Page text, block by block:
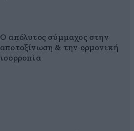
Ο απόλυτος σύμμαχος στην
αποτοξίνωση & την ορμονική
ισορροπία